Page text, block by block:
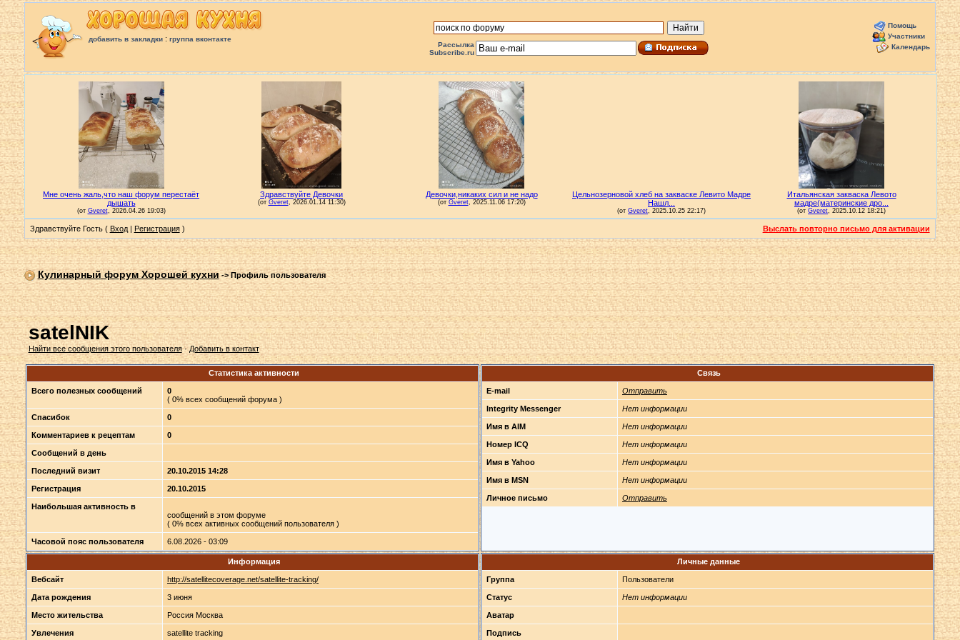
добавить в закладки: группа вконтакте
Рассылка
Subscribe.ru
Помощь
Участники
Календарь
Здравствуйте Гость ( Вход| Регистрация) Выслать повторно письмо для активации
Кулинарный форум Хорошей кухни->Профиль пользователя
satelNIK
Найти все сообщения этого пользователя·Добавить в контакт
Статистика активности
Всего полезных сообщений
0
( 0% всех сообщений форума )
Спасибок 0
Комментариев к рецептам 0
Сообщений в день
Последний визит 20.10.2015 14:28
Регистрация 20.10.2015
Наибольшая активность в
сообщений в этом форуме
( 0% всех активных сообщений пользователя )
Часовой пояс пользователя 6.08.2026 - 03:09
Связь
E-mail Отправить
Integrity Messenger Нет информации
Имя в AIM Нет информации
Номер ICQ Нет информации
Имя в Yahoo Нет информации
Имя в MSN Нет информации
Личное письмо Отправить
Информация
Вебсайт http://satellitecoverage.net/satellite-tracking/
Дата рождения 3 июня
Место жительства Россия Москва
Увлечения satellite tracking
Личные данные
Группа Пользователи
Статус Нет информации
Аватар
Подпись